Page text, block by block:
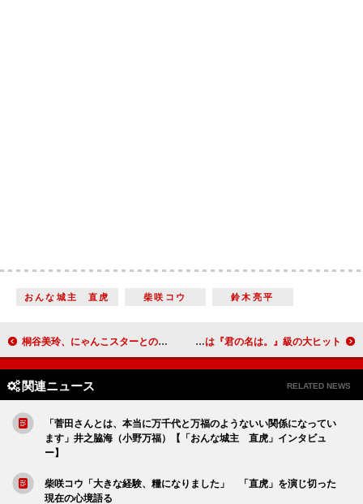
おんな城主 直虎 柴咲コウ 鈴木亮平
桐谷美玲、にゃんこスターとの共演に「やったぜ」 大ブレイクのにゃんこスター、今年の漢字は「猫」 菅田将暉＆桐谷健太、ムチャぶりにも『火花』主題歌を生披露 目指すは『君の名は。』級の大ヒット！？
関連ニュース RELATED NEWS
「菅田さんとは、本当に万千代と万福のようないい関係になってい
ます」井之脇海（小野万福）【「おんな城主 直虎」インタビュ
ー】
柴咲コウ「大きな経験、糧になりました」 「直虎」を演じ切った
現在の心境語る